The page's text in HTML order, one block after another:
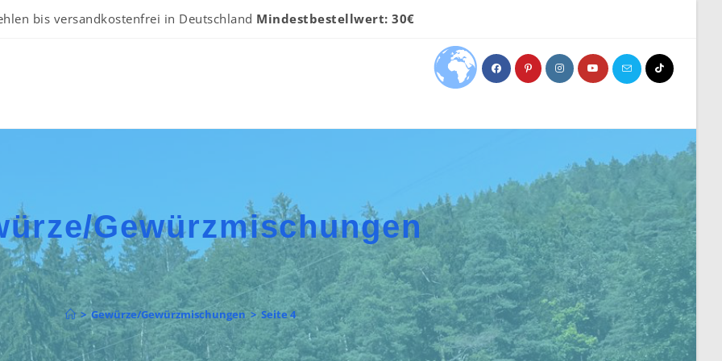
bis versandkostenfrei in Deutschland Mindestbestellwert: 30€
Gewürzmischungen
> Gewürze/Gewürzmischungen > Seite 4